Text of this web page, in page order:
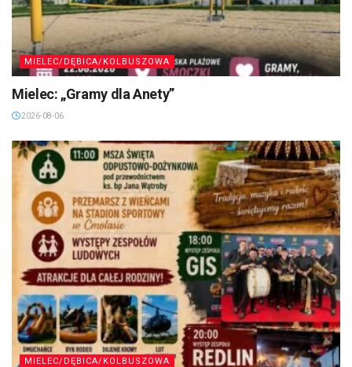
MIELEC/DĘBICA/KOLBUSZOWA
Mielec: „Gramy dla Anety”
2026-08-06
MIELEC/DĘBICA/KOLBUSZOWA